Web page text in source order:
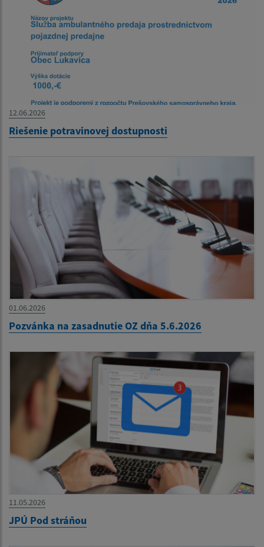
12.06.2026
Riešenie potravinovej dostupnosti
01.06.2026
Pozvánka na zasadnutie OZ dňa 5.6.2026
11.05.2026
JPÚ Pod stráňou